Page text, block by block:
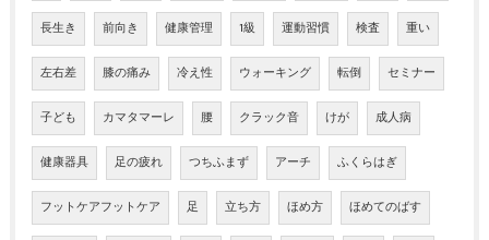
長生き 前向き 健康管理 1級 運動習慣 検査 重い
左右差 膝の痛み 冷え性 ウォーキング 転倒 セミナー
子ども カマタマーレ 腰 クラック音 けが 成人病
健康器具 足の疲れ つちふまず アーチ ふくらはぎ
フットケアフットケア 足 立ち方 ほめ方 ほめてのばす